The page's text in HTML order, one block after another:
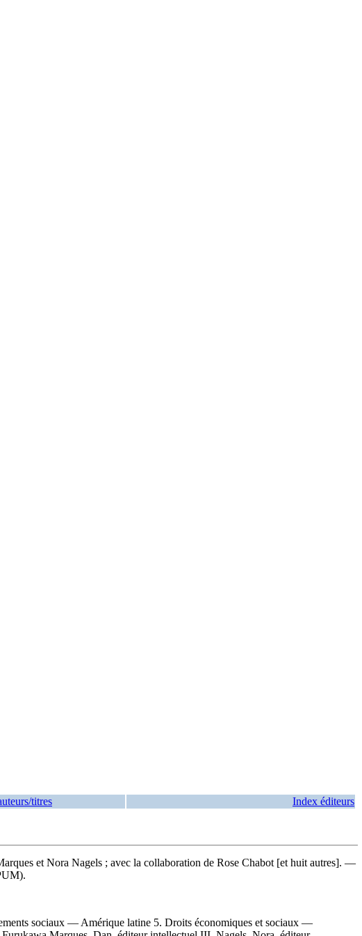
titres Index éditeurs
et Nora Nagels ; avec la collaboration de Rose Chabot [et huit autres]. —
sociaux — Amérique latine 5. Droits économiques et sociaux —